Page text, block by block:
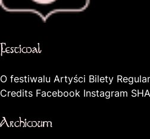
Festiwal
O festiwalu Artyści Bilety
Credits Facebook Instagram
Archiwum